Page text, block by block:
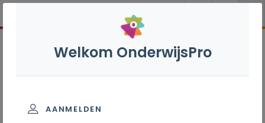
Welkom OnderwijsPro
AANMELDEN